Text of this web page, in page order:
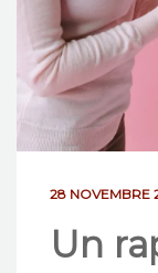
LA CCA-GE
NOS ACTIONS
CONTACT
28 NOVEMBRE
Un